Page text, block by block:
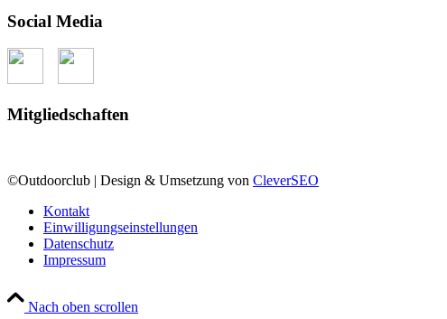
Social Media
Mitgliedschaften
©Outdoorclub | Design & Umsetzung von CleverSEO
Kontakt
Einwilligungseinstellungen
Datenschutz
Impressum
Nach oben scrollen